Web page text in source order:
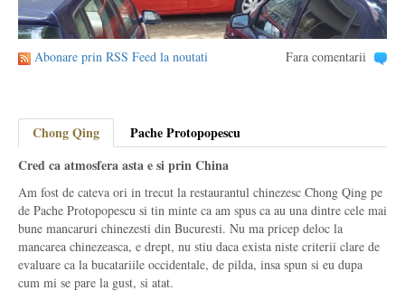
Abonare prin RSS Feed la noutati Fara comentarii
Chong Qing
Pache Protopopescu
Cred ca atmosfera asta e si prin China
Am fost de cateva ori in trecut la restaurantul chinezesc Chong Qing pe
de Pache Protopopescu si tin minte ca am spus ca au una dintre cele mai
bune mancaruri chinezesti din Bucuresti. Nu ma pricep deloc la
mancarea chinezeasca, e drept, nu stiu daca exista niste criterii clare de
evaluare ca la bucatariile occidentale, de pilda, insa spun si eu dupa
cum mi se pare la gust, si atat.